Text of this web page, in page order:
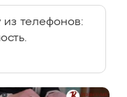
телефонов: